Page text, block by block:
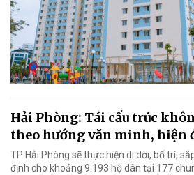
Hải Phòng: Tái cấu trúc
theo hướng văn minh, hiện
TP Hải Phòng sẽ thực hiện di dời, bố trí,
định cho khoảng 9.193 hộ dân tại 177